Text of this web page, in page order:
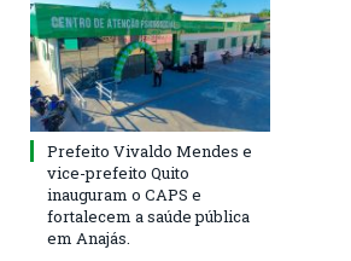
Prefeito Vivaldo Mendes e
vice-prefeito Quito
inauguram o CAPS e
fortalecem a saúde pública
em Anajás.